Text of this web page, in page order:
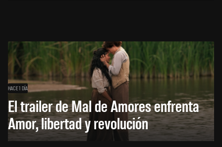
HACE 1 DÍA
El trailer de Mal de Amores enfrenta
Amor, libertad y revolución